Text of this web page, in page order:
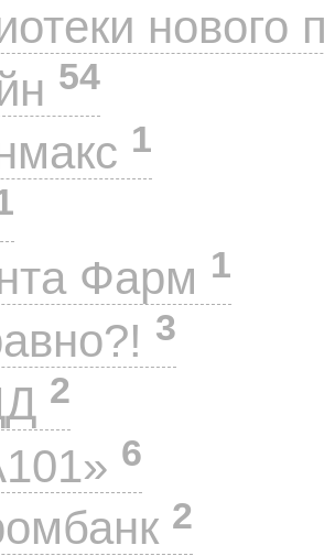
нового
54
1
Фарм 1
3
2
6
2